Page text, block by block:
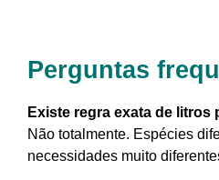
Perguntas
Existe regra exata de litros
Não totalmente. Espécies
necessidades muito